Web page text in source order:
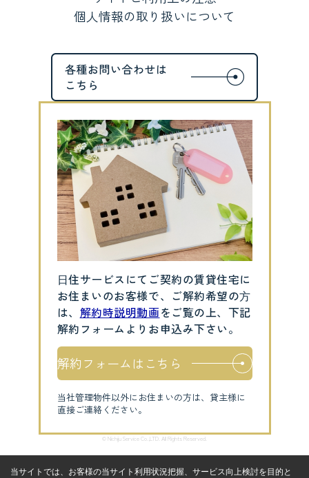
個人情報の取り扱いについて
⽇住サービスにてご契約の賃貸住宅に
お住まいのお客様で、ご解約希望の⽅
は、 解約時説明動画をご覧の上、下記
解約フォームよりお申込み下さい。
解約フォームはこちら
当社管理物件以外にお住まいの方は、貸主様に
直接ご連絡ください。
© Nichiju Service Co.,LTD. All Rights Reserved.
当サイトでは、お客様の当サイト利用状況把握、サービス向上検討を目的と